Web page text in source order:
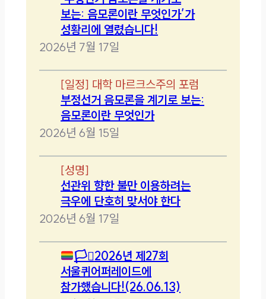
보는: 음모론이란 무엇인가’가
성황리에 열렸습니다!
2026년 7월 17일
[일정] 대학 마르크스주의 포럼
부정선거 음모론을 계기로 보는:
음모론이란 무엇인가
2026년 6월 15일
[성명]
선관위 향한 불만 이용하려는
극우에 단호히 맞서야 한다
2026년 6월 17일
🏳️‍⚧️2026년 제27회
서울퀴어퍼레이드에
참가했습니다!(26.06.13)